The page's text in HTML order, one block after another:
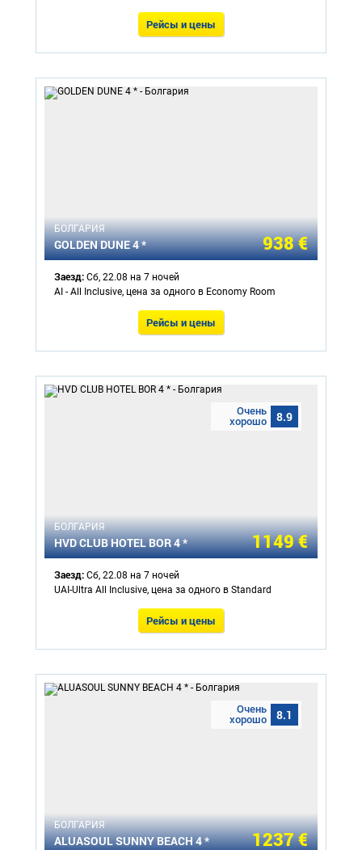
Рейсы и цены
БОЛГАРИЯ
GOLDEN DUNE 4 * 938 €
Заезд: Сб, 22.08 на 7 ночей
AI - All Inclusive, цена за одного в Economy Room
Рейсы и цены
Очень
хорошо 8.9
БОЛГАРИЯ
HVD CLUB HOTEL BOR 4 * 1149 €
Заезд: Сб, 22.08 на 7 ночей
UAI-Ultra All Inclusive, цена за одного в Standard
Рейсы и цены
Очень
хорошо 8.1
БОЛГАРИЯ
ALUASOUL SUNNY BEACH 4 * 1237 €